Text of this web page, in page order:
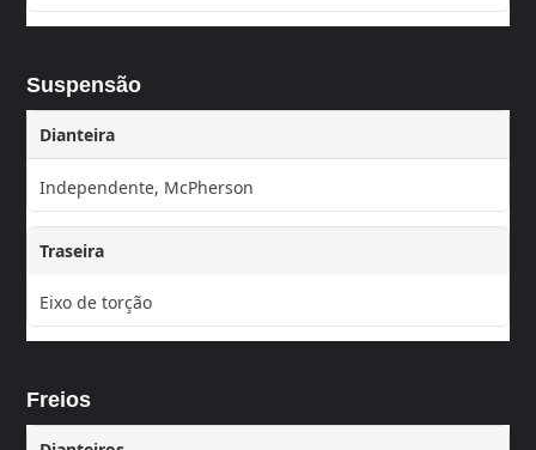
Suspensão
Dianteira
Independente, McPherson
Traseira
Eixo de torção
Freios